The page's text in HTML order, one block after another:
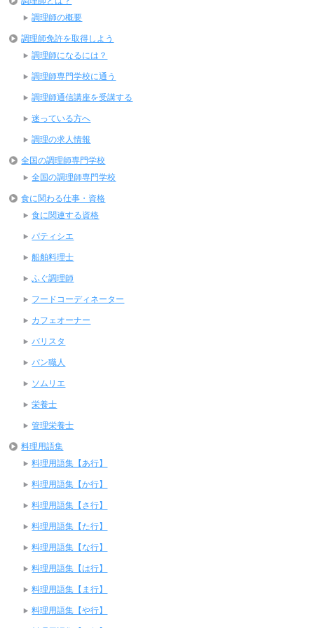
調理師の概要
調理師免許を取得しよう
調理師になるには？
調理師専門学校に通う
調理師通信講座を受講する
迷っている方へ
調理の求人情報
全国の調理師専門学校
全国の調理師専門学校
食に関わる仕事・資格
食に関連する資格
パティシエ
船舶料理士
ふぐ調理師
フードコーディネーター
カフェオーナー
バリスタ
パン職人
ソムリエ
栄養士
管理栄養士
料理用語集
料理用語集【あ行】
料理用語集【か行】
料理用語集【さ行】
料理用語集【た行】
料理用語集【な行】
料理用語集【は行】
料理用語集【ま行】
料理用語集【や行】